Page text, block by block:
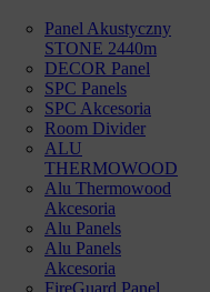
Panel Akustyczny
STONE 2440m
DECOR Panel
SPC Panels
SPC Akcesoria
Room Divider
ALU
THERMOWOOD
Alu Thermowood
Akcesoria
Alu Panels
Alu Panels
Akcesoria